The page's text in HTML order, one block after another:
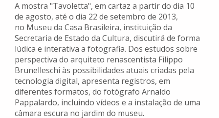
A mostra "Tavoletta", em cartaz a partir do dia 10
de agosto, até o dia 22 de setembro de 2013,
no Museu da Casa Brasileira, instituição da
Secretaria de Estado da Cultura, discutirá de forma
lúdica e interativa a fotografia. Dos estudos sobre
perspectiva do arquiteto renascentista Filippo
Brunelleschi às possibilidades atuais criadas pela
tecnologia digital, apresenta registros, em
diferentes formatos, do fotógrafo Arnaldo
Pappalardo, incluindo vídeos e a instalação de uma
câmara escura no jardim do museu.